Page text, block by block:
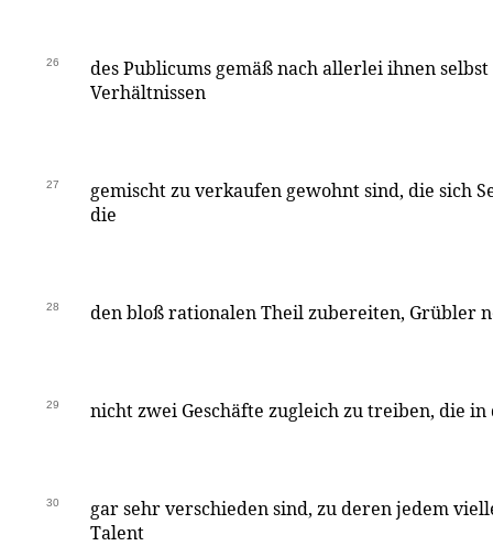
26
des Publicums gemäß nach allerlei ihnen
Verhältnissen
27
gemischt zu verkaufen gewohnt sind, die sich
die
28 den bloß rationalen Theil zubereiten, Grübler
29 nicht zwei Geschäfte zugleich zu treiben, die
30
gar sehr verschieden sind, zu deren jedem
Talent